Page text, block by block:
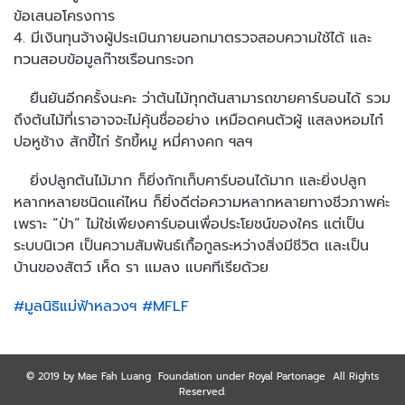
ข้อเสนอโครงการ
4. มีเงินทุนจ้างผู้ประเมินภายนอกมาตรวจสอบความใช้ได้ และ
ทวนสอบข้อมูลก๊าซเรือนกระจก
ยืนยันอีกครั้งนะคะ ว่าต้นไม้ทุกต้นสามารถขายคาร์บอนได้ รวม
ถึงต้นไม้ที่เราอาจจะไม่คุ้นชื่ออย่าง เหมือดคนตัวผู้ แสลงหอมไก๋
ปอหูช้าง สักขี้ไก่ รักขี้หมู หมี่คางคก ฯลฯ
ยิ่งปลูกต้นไม้มาก ก็ยิ่งกักเก็บคาร์บอนได้มาก และยิ่งปลูก
หลากหลายชนิดแค่ไหน ก็ยิ่งดีต่อความหลากหลายทางชีวภาพค่ะ
เพราะ “ป่า” ไม่ใช่เพียงคาร์บอนเพื่อประโยชน์ของใคร แต่เป็น
ระบบนิเวศ เป็นความสัมพันธ์เกื้อกูลระหว่างสิ่งมีชีวิต และเป็น
บ้านของสัตว์ เห็ด รา แมลง แบคทีเรียด้วย
#มูลนิธิแม่ฟ้าหลวงฯ #MFLF
© 2019 by Mae Fah Luang Foundation under Royal Partonage All Rights
Reserved.